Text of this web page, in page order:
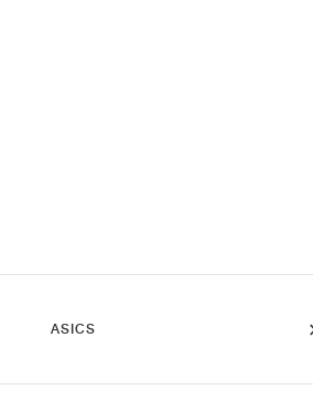
ASICS